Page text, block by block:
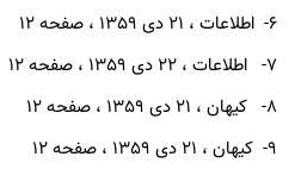
6- اطلاعات ، 21 دی 1359 ، صفحه 12
7- اطلاعات ، 22 دی 1359 ، صفحه 12
8- کیهان ، 21 دی 1359 ، صفحه 12
9- کیهان ، 21 دی 1359 ، صفحه 12